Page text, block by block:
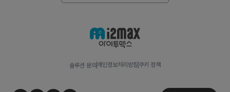
솔루션 문의 개인정보처리방침 쿠키 정책